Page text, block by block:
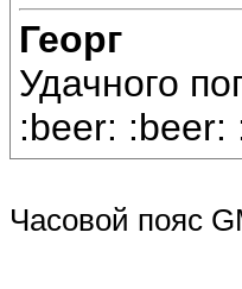
Георг
Удачного
:beer: :beer:
Часовой пояс